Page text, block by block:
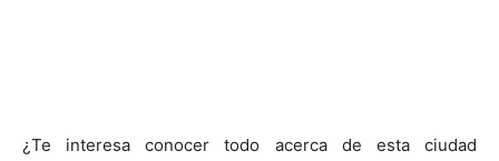
¿Te interesa conocer todo acerca de esta ciudad